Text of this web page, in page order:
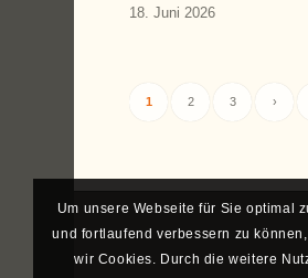
18. Juni 2026
1 2 3 ›
Um unsere Webseite für Sie optimal
und fortlaufend verbessern zu
wir Cookies. Durch die weitere